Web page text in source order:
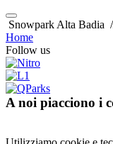
Snowpark Alta Badia
Home
Follow us
A noi piacciono i